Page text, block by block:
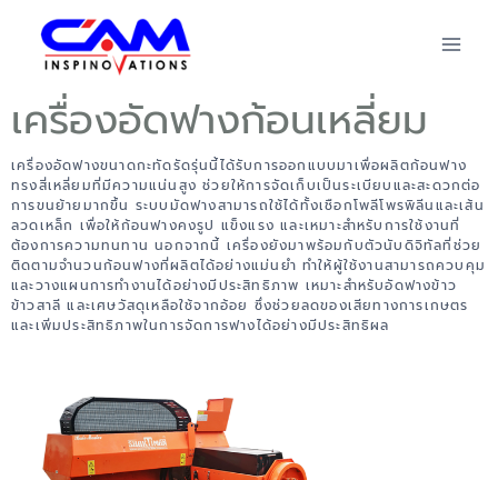
เครื่องอัดฟางก้อนเหลี่ยม
เครื่องอัดฟางขนาดกะทัดรัดรุ่นนี้ได้รับการออกแบบมาเพื่อผลิตก้อนฟาง
ทรงสี่เหลี่ยมที่มีความแน่นสูง ช่วยให้การจัดเก็บเป็นระเบียบและสะดวกต่อ
การขนย้ายมากขึ้น ระบบมัดฟางสามารถใช้ได้ทั้งเชือกโพลีโพรพิลีนและเส้น
ลวดเหล็ก เพื่อให้ก้อนฟางคงรูป แข็งแรง และเหมาะสำหรับการใช้งานที่
ต้องการความทนทาน นอกจากนี้ เครื่องยังมาพร้อมกับตัวนับดิจิทัลที่ช่วย
ติดตามจำนวนก้อนฟางที่ผลิตได้อย่างแม่นยำ ทำให้ผู้ใช้งานสามารถควบคุม
และวางแผนการทำงานได้อย่างมีประสิทธิภาพ เหมาะสำหรับอัดฟางข้าว
ข้าวสาลี และเศษวัสดุเหลือใช้จากอ้อย ซึ่งช่วยลดของเสียทางการเกษตร
และเพิ่มประสิทธิภาพในการจัดการฟางได้อย่างมีประสิทธิผล